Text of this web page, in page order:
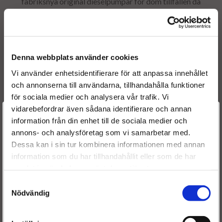
Denna webbplats använder cookies
Vi använder enhetsidentifierare för att anpassa innehållet
och annonserna till användarna, tillhandahålla funktioner
för sociala medier och analysera vår trafik. Vi
vidarebefordrar även sådana identifierare och annan
information från din enhet till de sociala medier och
annons- och analysföretag som vi samarbetar med.
Dessa kan i sin tur kombinera informationen med annan
information som du har tillhandahållit eller som de har
Nödvändig
förmodan inte få tag i en dieselpump till dig så kan vi
erbjuda renovering av din befintliga insprutningspump.
industri.
Välkommen till
Dieselspecialisten.se
För att förbättra din upplevelse på vår hemsida ber vi dig
välja vilken kategori du tillhör